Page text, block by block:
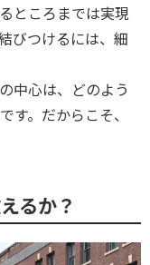
ところまでは実現
びつけるには、細
中心は、どのよう
す。だからこそ、
るか？